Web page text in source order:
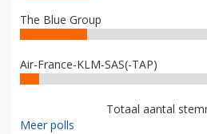
The Blue Group
Air-France-KLM-SAS(-TAP)
Totaal aantal
Meer polls